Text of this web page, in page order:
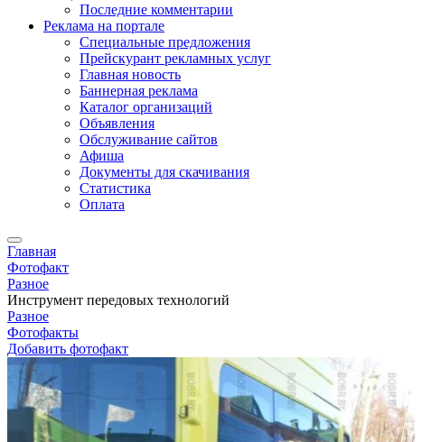
Последние комментарии
Реклама на портале
Специальные предложения
Прейскурант рекламных услуг
Главная новость
Баннерная реклама
Каталог организаций
Объявления
Обслуживание сайтов
Афиша
Документы для скачивания
Статистика
Оплата
Главная
Фотофакт
Разное
Инструмент передовых технологий
Разное
Фотофакты
Добавить фотофакт